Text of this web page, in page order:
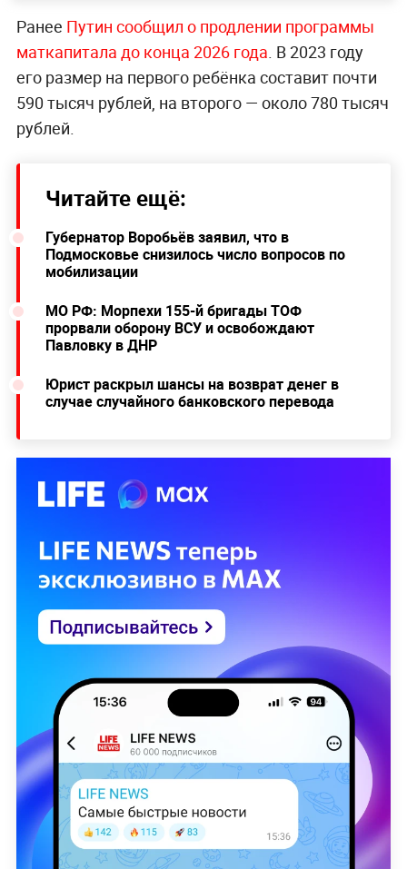
Ранее Путин сообщил о продлении программы
маткапитала до конца 2026 года. В 2023 году
его размер на первого ребёнка составит почти
590 тысяч рублей, на второго — около 780 тысяч
рублей.
Читайте ещё:
Губернатор Воробьёв заявил, что в
Подмосковье снизилось число вопросов по
мобилизации
МО РФ: Морпехи 155-й бригады ТОФ
прорвали оборону ВСУ и освобождают
Павловку в ДНР
Юрист раскрыл шансы на возврат денег в
случае случайного банковского перевода